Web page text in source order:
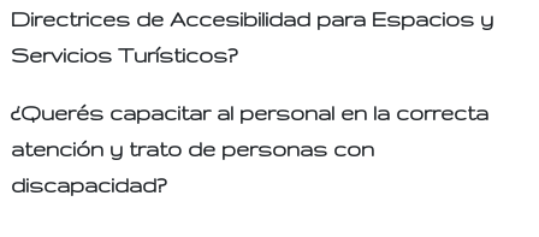
Directrices de Accesibilidad para Espacios y
Servicios Turísticos?
¿Querés capacitar al personal en la correcta
atención y trato de personas con
discapacidad?